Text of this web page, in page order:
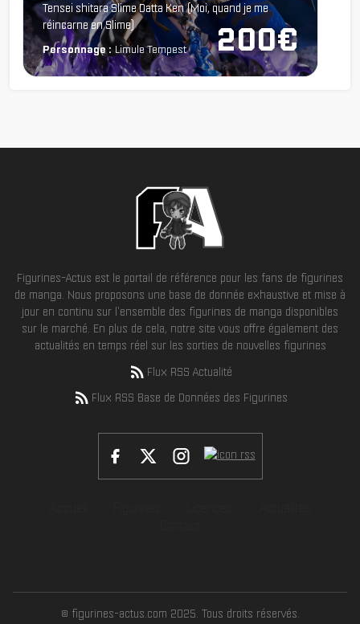
200€
Tensei shitara Slime Datta Ken (Moi, quand je me
réincarne en Slime)
Personnage : Limule Tempest
Figurines-Actus est le portail de référence pour les fans de figurines
de manga. Nous proposons une base de donnée exhaustive et mise à
jour en continu sur l'ensemble des figurines de manga disponibles
sur le marché. En plus de cela, notre site vous offre également des
actualités en temps réel sur les sorties de nouvelles figurines
Flux RSS Actualité
Flux RSS Base de Données des Figurines
© figurines-actus.com 2025. Tous droits réservés.